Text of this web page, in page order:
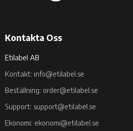
Kontakta Oss
Etilabel AB
Kontakt: info@etilabel.se
Beställning: order@etilabel.se
Support: support@etilabel.se
Ekonomi: ekonomi@etilabel.se